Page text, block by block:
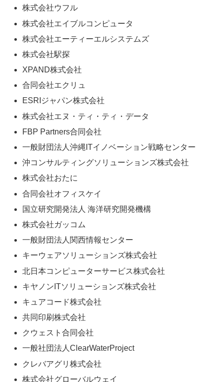
株式会社ウフル
株式会社エイブルコンピュータ
株式会社エーティーエルシステムズ
株式会社駅探
XPAND株式会社
合同会社エクリュ
ESRIジャパン株式会社
株式会社エヌ・ティ・ティ・データ
FBP Partners合同会社
一般財団法人沖縄ITイノベーション戦略センター
沖コンサルティングソリューションズ株式会社
株式会社おたに
合同会社オフィスケイ
国立研究開発法人 海洋研究開発機構
株式会社ガッコム
一般財団法人関西情報センター
キーウェアソリューションズ株式会社
北日本コンピューターサービス株式会社
キヤノンITソリューションズ株式会社
キュアコード株式会社
共同印刷株式会社
クウェスト合同会社
一般社団法人ClearWaterProject
クレバアグリ株式会社
株式会社グローバルウェイ